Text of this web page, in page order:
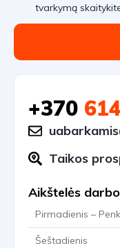
tvarkymą
+370
Taikos
Aikštelės
Pirmadienis –
Šeštadienis